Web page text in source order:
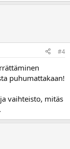
#4
puhumattakaan!
vaihteisto, mitäs